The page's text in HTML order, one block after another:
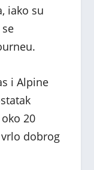
iako su
i Alpine
20
dobrog